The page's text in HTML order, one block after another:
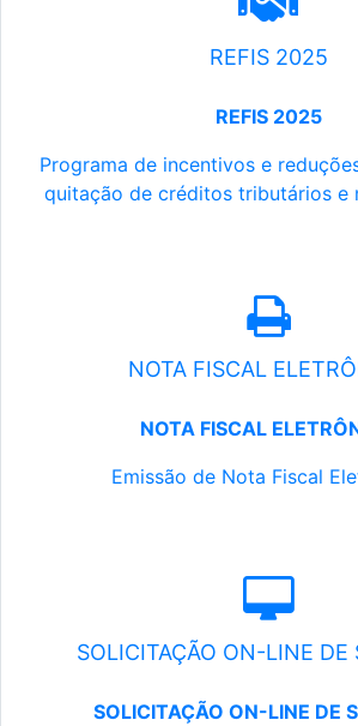
REFIS 2025
REFIS 2025
Programa de incentivos e
quitação de créditos tributários e
NOTA FISCAL
NOTA FISCAL
Emissão de Nota Fiscal
SOLICITAÇÃO ON-LINE DE
SOLICITAÇÃO ON-LINE DE